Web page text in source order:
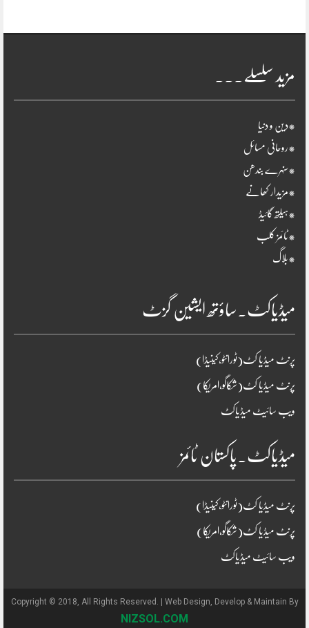
مزید سلسلے۔۔۔
*دین و دنیا
*روحانی مسائل
*سنہرے بندھن
*مزیدار کھانے
*ہیلتھ گائیڈ
*ٹائمز کلب
*بلاگ
میڈیاکٹ۔ساؤتھ ایشین گزٹ
پرنٹ میڈیا کٹ(ٹورانٹو،کینیڈا)
پرنٹ میڈیا کٹ(شکاگو،امریکا)
ویب سائیٹ میڈیاکٹ
میڈیاکٹ۔پاکستان ٹائمز
پرنٹ میڈیا کٹ(ٹورانٹو،کینیڈا)
پرنٹ میڈیا کٹ(شکاگو،امریکا)
ویب سائیٹ میڈیاکٹ
Copyright © 2018, All Rights Reserved. | Web Design, Develop & Maintain By
NIZSOL.COM